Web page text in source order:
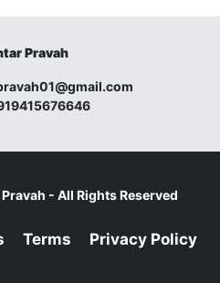
Pravah
- All Rights Reserved
Terms Privacy Policy